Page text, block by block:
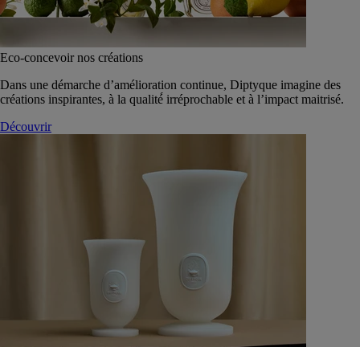
Eco-concevoir nos créations
Dans une démarche d’amélioration continue, Diptyque imagine des
créations inspirantes, à la qualité́ irréprochable et à l’impact maitrisé.
Découvrir